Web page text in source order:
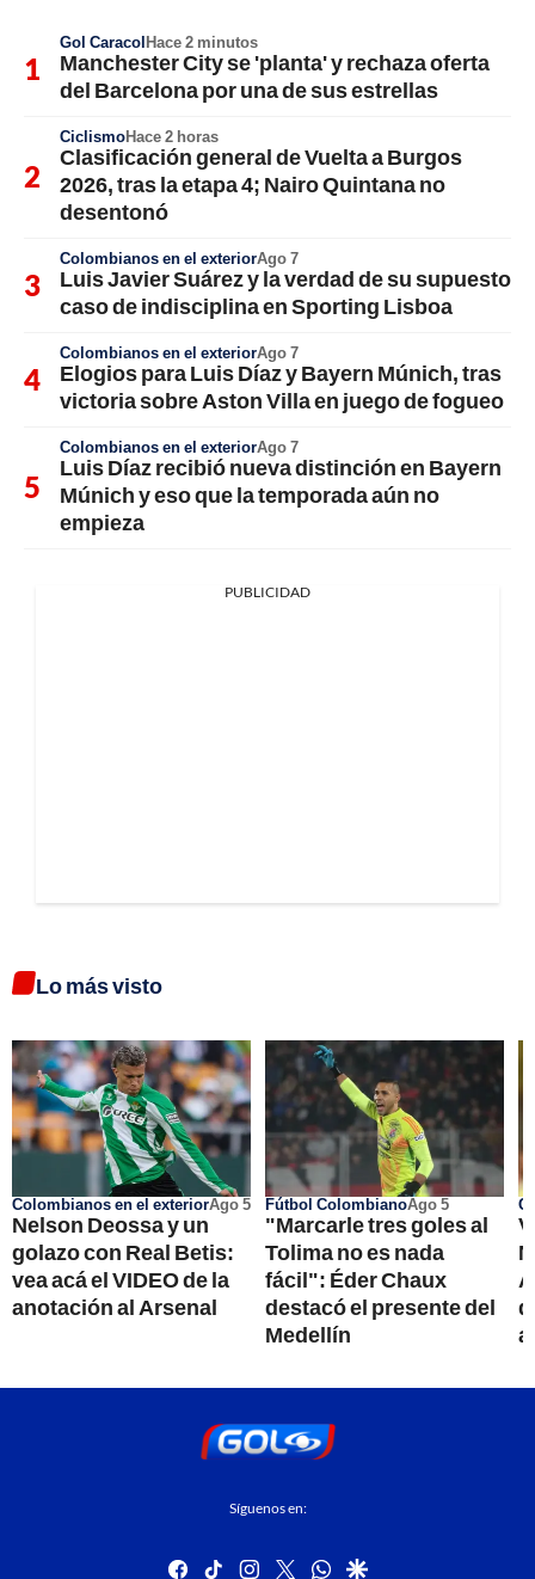
Gol CaracolHace 2 minutos
Manchester City se 'planta' y rechaza oferta
del Barcelona por una de sus estrellas
CiclismoHace 2 horas
Clasificación general de Vuelta a Burgos
2026, tras la etapa 4; Nairo Quintana no
desentonó
Colombianos en el exteriorAgo 7
Luis Javier Suárez y la verdad de su supuesto
caso de indisciplina en Sporting Lisboa
Colombianos en el exteriorAgo 7
Elogios para Luis Díaz y Bayern Múnich, tras
victoria sobre Aston Villa en juego de fogueo
Colombianos en el exteriorAgo 7
Luis Díaz recibió nueva distinción en Bayern
Múnich y eso que la temporada aún no
empieza
PUBLICIDAD
Lo más visto
Colombianos en el exteriorAgo 5
Nelson Deossa y un
golazo con Real Betis:
vea acá el VIDEO de la
anotación al Arsenal
Fútbol ColombianoAgo 5
"Marcarle tres goles al
Tolima no es nada
fácil": Éder Chaux
destacó el presente del
Medellín
Síguenos en:
facebook
tiktok instagram
twitterwhatsapp
google